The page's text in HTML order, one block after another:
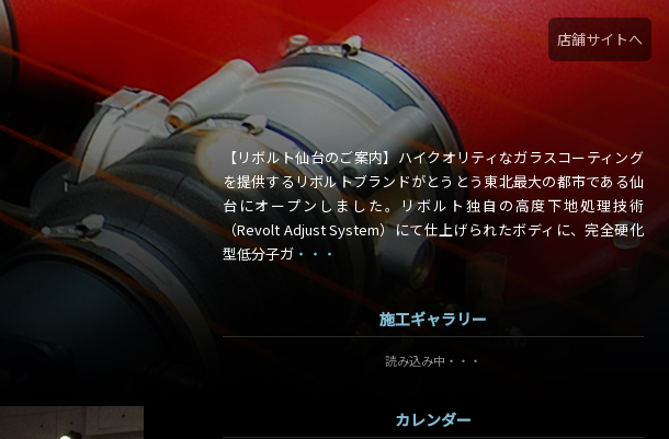
店舗サイトへ
【リボルト仙台のご案内】ハイクオリティなガラスコーティング
を提供するリボルトブランドがとうとう東北最大の都市である仙
台にオープンしました。リボルト独自の高度下地処理技術
（Revolt Adjust System）にて仕上げられたボディに、完全硬化
型低分子ガ・・・
施工ギャラリー
読み込み中・・・
カレンダー